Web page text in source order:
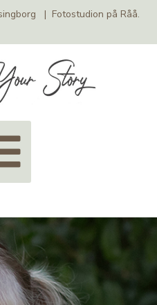
| Fotostudion på Råå.